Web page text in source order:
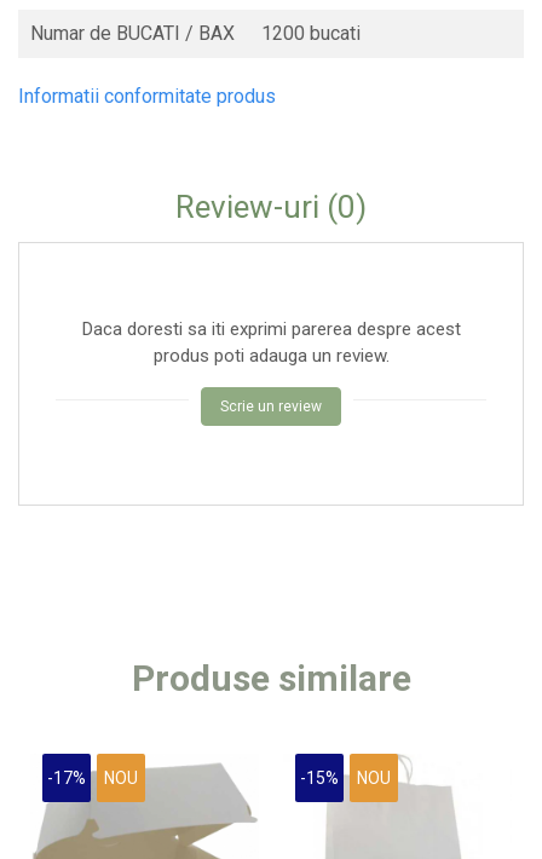
Numar de BUCATI / BAX 1200 bucati
Informatii conformitate produs
Review-uri (0)
Daca doresti sa iti exprimi parerea despre acest
produs poti adauga un review.
Scrie un review
Produse similare
-17% NOU -15% NOU